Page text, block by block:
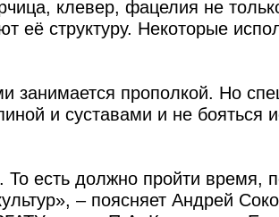
клевер, фацелия не
её структуру. Некоторые
занимается прополкой. Но
и суставами и не бояться
То есть должно пройти время,
– поясняет Андрей